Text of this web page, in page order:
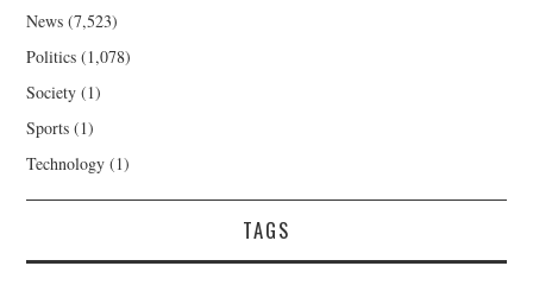
News (7,523)
Politics (1,078)
Society (1)
Sports (1)
Technology (1)
TAGS